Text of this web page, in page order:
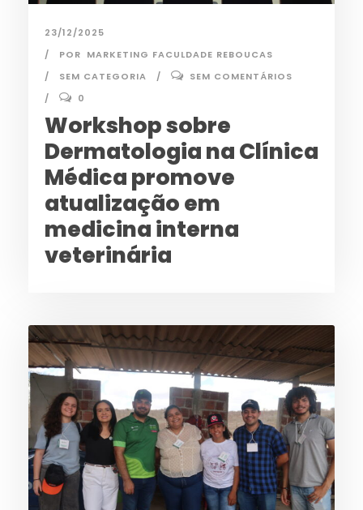
23/12/2025
POR MARKETING FACULDADE REBOUCAS
SEM CATEGORIA
SEM COMENTÁRIOS
0
Workshop sobre
Dermatologia na Clínica
Médica promove
atualização em
medicina interna
veterinária